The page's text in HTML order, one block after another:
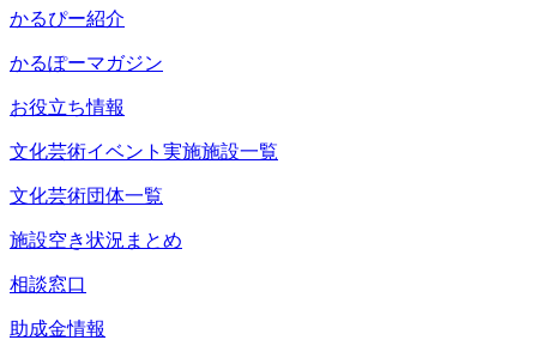
かるぴー紹介
かるぽーマガジン
お役立ち情報
文化芸術イベント実施施設一覧
文化芸術団体一覧
施設空き状況まとめ
相談窓口
助成金情報